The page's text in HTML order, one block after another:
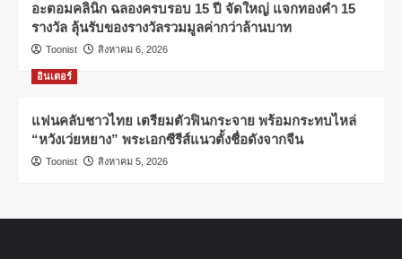
อะตอมคลินิก ฉลองครบรอบ 15 ปี จัดใหญ่ แจกทองคำ 15
รางวัล ลุ้นรับของรางวัลรวมมูลค่ากว่าล้านบาท
Toonist สิงหาคม 6, 2026
อินเตอร์
แฟนคลับชาวไทย เตรียมตัวฟินกระจาย พร้อมกระทบไหล่
“หวังเว่ยหยาง” พระเอกซีรีส์แนวตั้งชื่อดังจากจีน
Toonist สิงหาคม 5, 2026